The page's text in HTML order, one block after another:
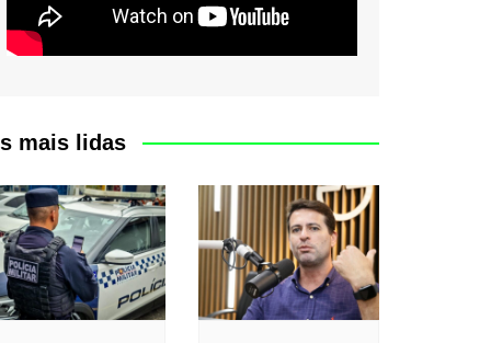
mais lidas